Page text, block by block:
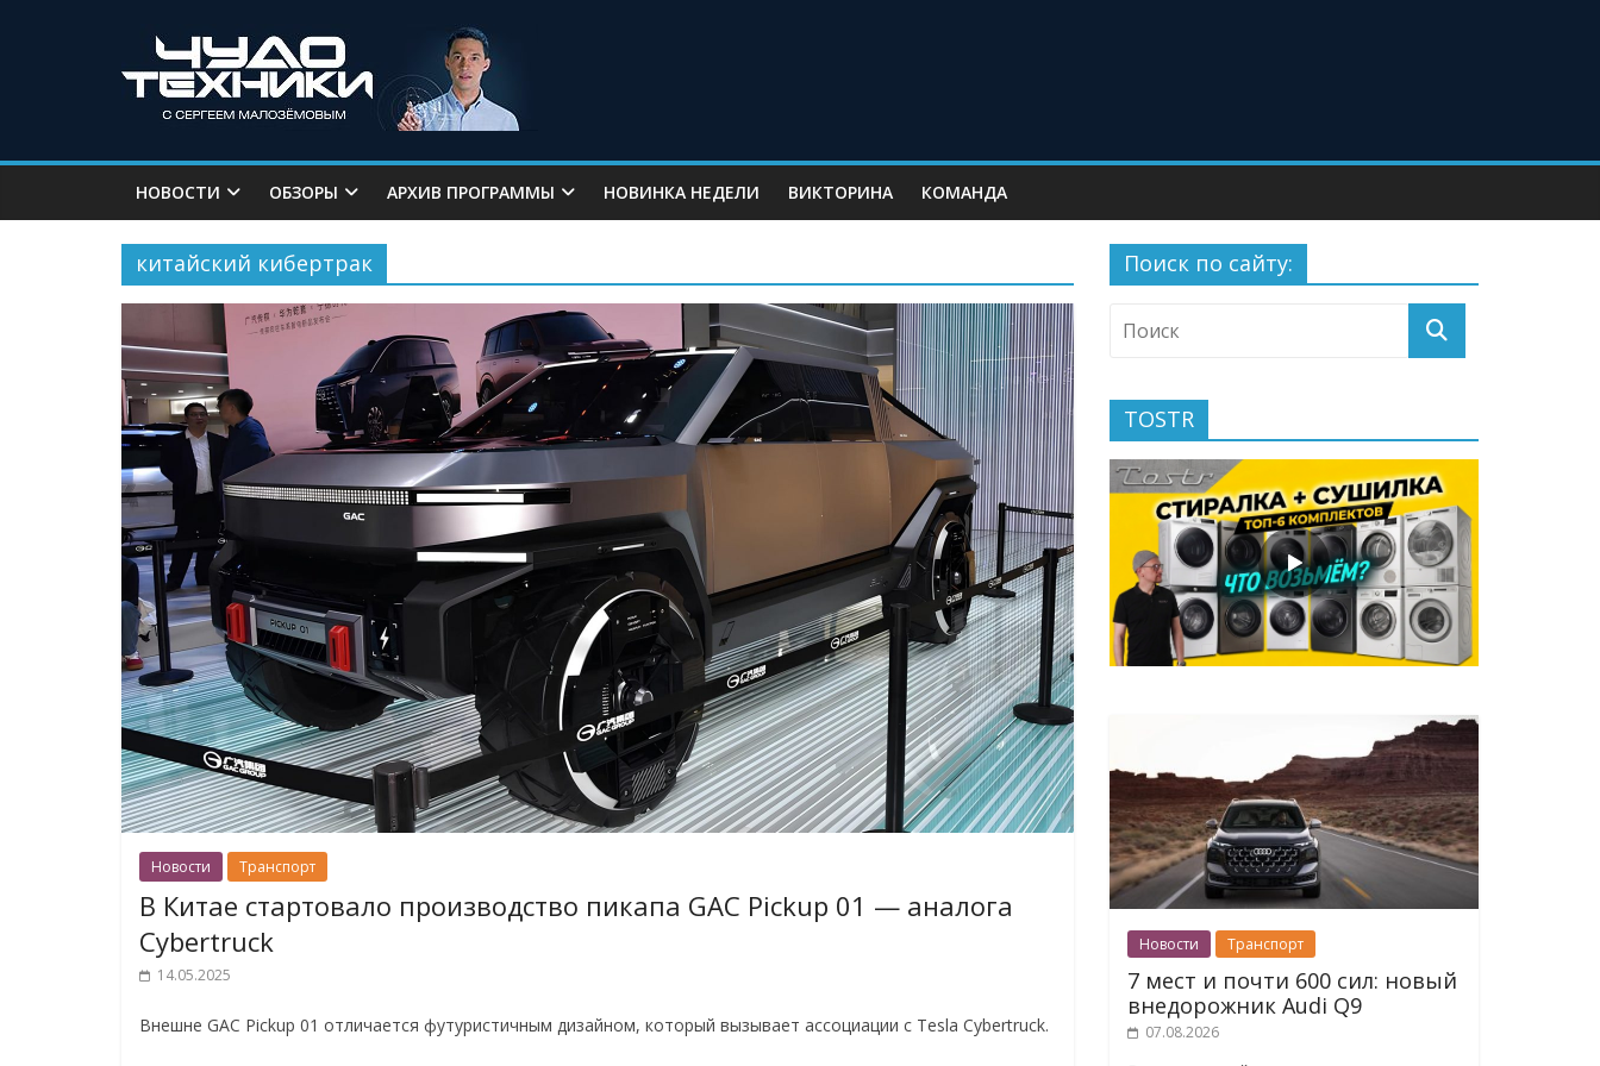
НОВОСТИ ОБЗОРЫ АРХИВ ПРОГРАММЫ НОВИНКА НЕДЕЛИ ВИКТОРИНА КОМАНДА
китайский кибертрак
Новости Транспорт
В Китае стартовало производство пикапа GAC Pickup 01 — аналога
Cybertruck
14.05.2025
Внешне GAC Pickup 01 отличается футуристичным дизайном, который вызывает ассоциации с Tesla Cybertruck.
Поиск по сайту:
TOSTR
Новости Транспорт
7 мест и почти 600 сил: новый
внедорожник Audi Q9
07.08.2026